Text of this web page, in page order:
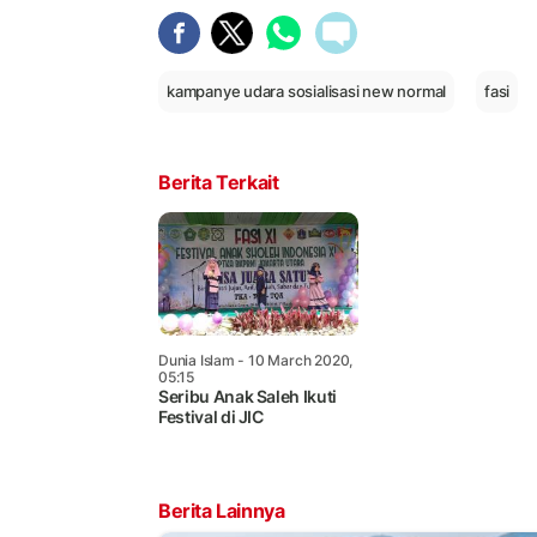
kampanye udara sosialisasi new normal fasi
Berita Terkait
Dunia Islam - 10 March 2020,
05:15
Seribu Anak Saleh Ikuti
Festival di JIC
Berita Lainnya